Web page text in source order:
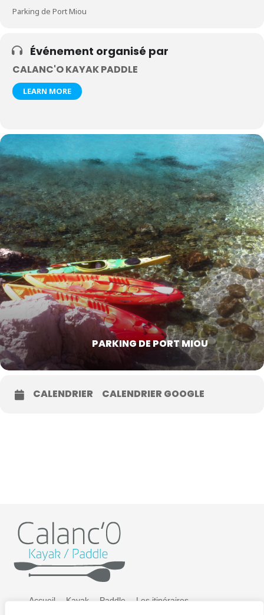
Parking de Port Miou
Événement organisé par
CALANC'O KAYAK PADDLE
LEARN MORE
PARKING DE PORT MIOU
CALENDRIER CALENDRIER GOOGLE
Accueil Kayak Paddle Les itinéraires